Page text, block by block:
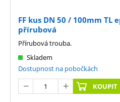
FF kus DN 50 / 100mm TL
přírubová
Skladem
Dostupnost na pobočkách
KOUPIT
Přírubová trouba.